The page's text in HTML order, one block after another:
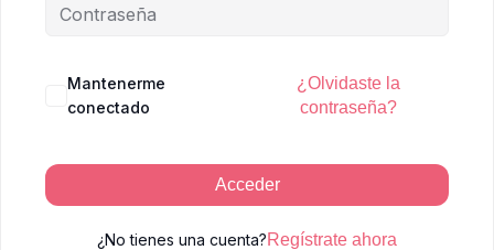
Mantenerme
conectado
¿Olvidaste la
contraseña?
Acceder
¿No tienes una cuenta?Regístrate ahora